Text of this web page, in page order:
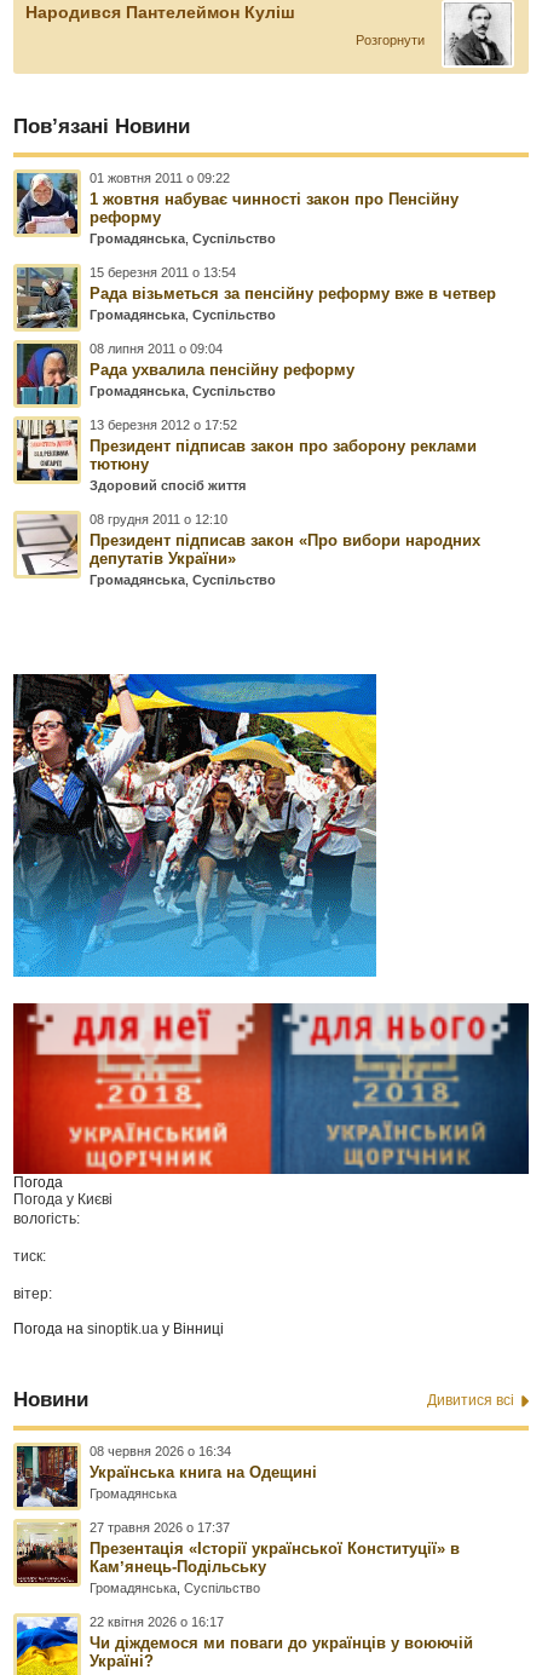
Народився Пантелеймон Куліш
Розгорнути
Пов’язані Новини
01 жовтня 2011 о 09:22
1 жовтня набуває чинності закон про Пенсійну
реформу
Громадянська ,Суспільство
15 березня 2011 о 13:54
Рада візьметься за пенсійну реформу вже в четвер
Громадянська ,Суспільство
08 липня 2011 о 09:04
Рада ухвалила пенсійну реформу
Громадянська ,Суспільство
13 березня 2012 о 17:52
Президент підписав закон про заборону реклами
тютюну
Здоровий спосіб життя
08 грудня 2011 о 12:10
Президент підписав закон «Про вибори народних
депутатів України»
Громадянська ,Суспільство
Погода
Погода у Києві
вологість:
тиск:
вітер:
Погода наsinoptik.ua у Вінниці
Новини Дивитися всі
08 червня 2026 о 16:34
Українська книга на Одещині
Громадянська
27 травня 2026 о 17:37
Презентація «Історії української Конституції» в
Камʼянець-Подільську
Громадянська ,Суспільство
22 квітня 2026 о 16:17
Чи діждемося ми поваги до українців у воюючій
Україні?